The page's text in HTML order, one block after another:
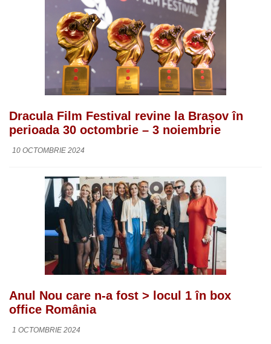
Dracula Film Festival revine la Brașov în
perioada 30 octombrie – 3 noiembrie
10 OCTOMBRIE 2024
Anul Nou care n-a fost > locul 1 în box
office România
1 OCTOMBRIE 2024